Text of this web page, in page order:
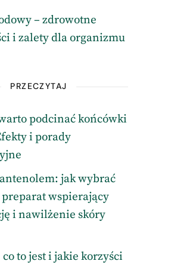
– zdrowotne
i zalety dla organizmu
PRZECZYTAJ
podcinać końcówki
i porady
jak wybrać
preparat wspierający
i nawilżenie skóry
to jest i jakie korzyści